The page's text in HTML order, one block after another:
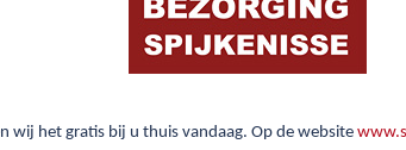
wij het gratis bij u thuis vandaag. Op de website